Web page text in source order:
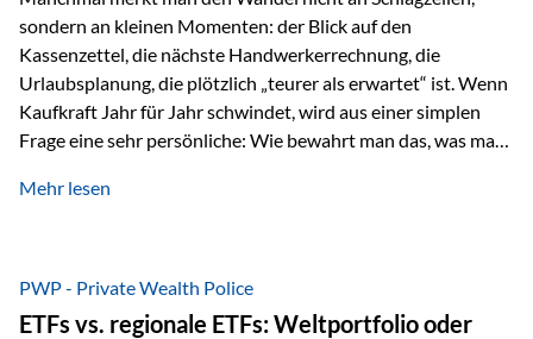
sondern an kleinen Momenten: der Blick auf den
Kassenzettel, die nächste Handwerkerrechnung, die
Urlaubsplanung, die plötzlich „teurer als erwartet“ ist. Wenn
Kaufkraft Jahr für Jahr schwindet, wird aus einer simplen
Frage eine sehr persönliche: Wie bewahrt man das, was man
Sachwerten mit einer Investition in Sachwerte zu
gerade dann, wenn Märkte nervös werden,…
Mehr lesen
PWP - Private Wealth Police
ETFs vs. regionale ETFs: Weltportfolio oder